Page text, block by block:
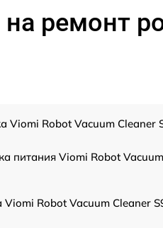
ремонт
Viomi Robot Vacuum Cleaner
питания Viomi Robot Vacuum
Viomi Robot Vacuum Cleaner